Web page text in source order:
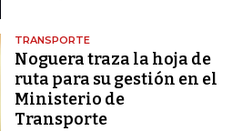
TRANSPORTE
Noguera traza la hoja de
ruta para su gestión en el
Ministerio de
Transporte